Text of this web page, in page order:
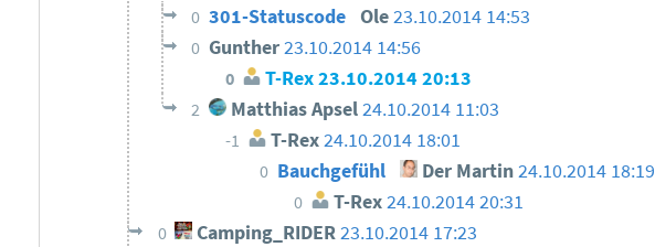
0 301-Statuscode Ole23.10.2014 14:53
0 Gunther23.10.2014 14:56
0 T-Rex23.10.2014 20:13
2 Matthias Apsel24.10.2014 11:03
-1 T-Rex24.10.2014 18:01
0 Bauchgefühl Der Martin 24.10.2014 18:19
0 T-Rex 24.10.2014 20:31
0 Camping_RIDER23.10.2014 17:23